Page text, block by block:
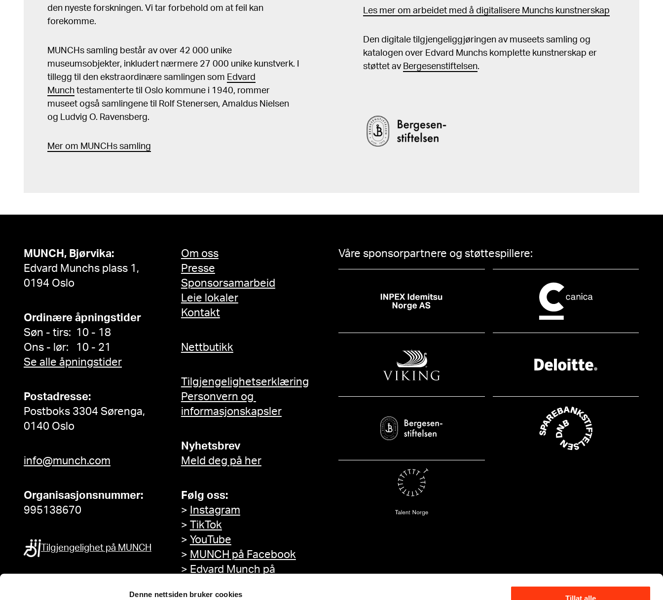
Denne nettsiden bruker cookies Tillat alle
den nyeste forskningen. Vi tar forbehold om at feil kan
forekomme.
MUNCHs samling består av over 42 000 unike
museumsobjekter, inkludert nærmere 27 000 unike kunstverk. I
tillegg til den ekstraordinære samlingen som Edvard
Munch testamenterte til Oslo kommune i 1940, rommer
museet også samlingene til Rolf Stenersen, Amaldus Nielsen
og Ludvig O. Ravensberg.
Mer om MUNCHs samling
Les mer om arbeidet med å digitalisere Munchs kunstnerskap
Den digitale tilgjengeliggjøringen av museets samling og
katalogen over Edvard Munchs komplette kunstnerskap er
støttet av Bergesenstiftelsen.
MUNCH, Bjørvika:
Edvard Munchs plass 1,
0194 Oslo
Ordinære åpningstider
Søn - tirs: 10 - 18
Ons - lør: 10 - 21
Se alle åpningstider
Postadresse:
Postboks 3304 Sørenga,
0140 Oslo
info@munch.com
Organisasjonsnummer:
995138670
Tilgjengelighet på MUNCH
Om oss
Presse
Sponsorsamarbeid
Leie lokaler
Kontakt
Nettbutikk
Tilgjengelighetserklæring
Personvern og
informasjonskapsler
Nyhetsbrev
Meld deg på her
Følg oss:
> Instagram
> TikTok
> YouTube
> MUNCH på Facebook
> Edvard Munch på
Våre sponsorpartnere og støttespillere: